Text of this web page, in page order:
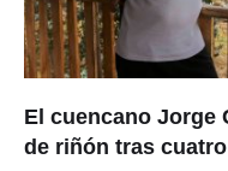
El cuencano Jorge
de riñón tras